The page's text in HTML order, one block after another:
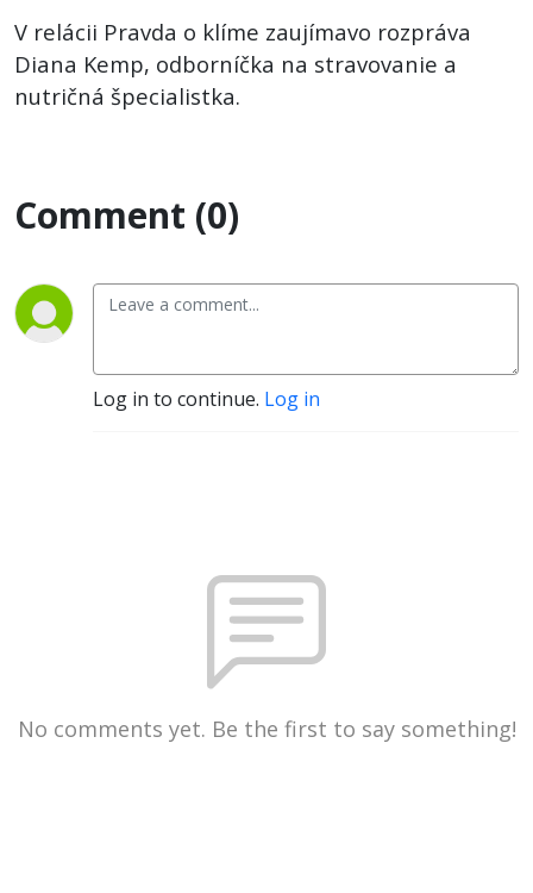
V relácii Pravda o klíme zaujímavo rozpráva
Diana Kemp, odborníčka na stravovanie a
nutričná špecialistka.
Comment (0)
Log in to continue. Log in
No comments yet. Be the first to say something!